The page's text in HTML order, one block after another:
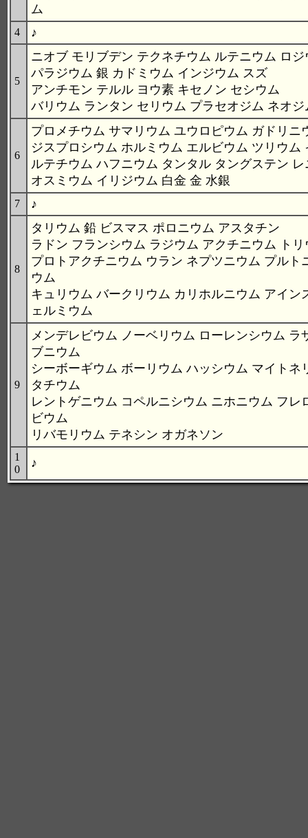
ム
4 ♪
5
ニオブ モリブデン テクネチウム ルテニウム ロジ
パラジウム 銀 カドミウム インジウム スズ
アンチモン テルル ヨウ素 キセノン セシウム
バリウム ランタン セリウム プラセオジム ネオジ
6
プロメチウム サマリウム ユウロピウム ガドリニ
ジスプロシウム ホルミウム エルビウム ツリウム
ルテチウム ハフニウム タンタル タングステン レ
オスミウム イリジウム 白金 金 水銀
7 ♪
8
タリウム 鉛 ビスマス ポロニウム アスタチン
ラドン フランシウム ラジウム アクチニウム トリ
プロトアクチニウム ウラン ネプツニウム プルト
ウム
キュリウム バークリウム カリホルニウム アイン
ェルミウム
9
メンデレビウム ノーベリウム ローレンシウム ラ
ブニウム
シーボーギウム ボーリウム ハッシウム マイトネ
タチウム
レントゲニウム コペルニシウム ニホニウム フレ
ビウム
リバモリウム テネシン オガネソン
1
0
♪